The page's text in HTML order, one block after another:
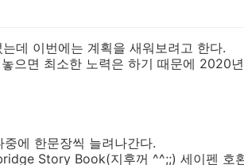
데 이번에는 계획을 새워보려고 한다.
으면 최소한 노력은 하기 때문에 2020
에 한문장씩 늘려나간다.
Story Book(지후꺼 ^^;;) 세이펜 호